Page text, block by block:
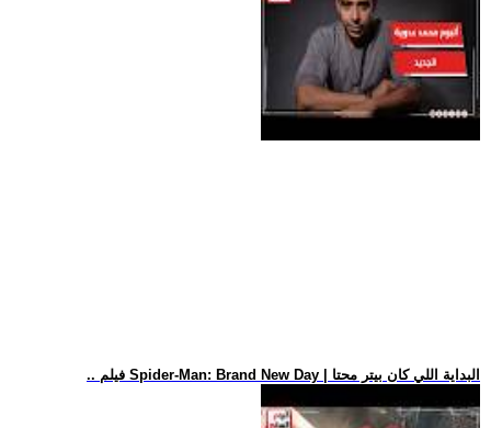
.. فيلم Spider-Man: Brand New Day | البداية اللي كان بيتر محتا